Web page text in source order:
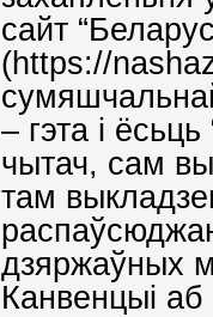
сайт
(https://
– гэта і
чытач, сам
там
дзяржаўных
Канвенцыі